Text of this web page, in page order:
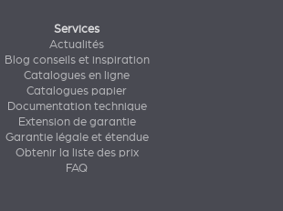
Services
Actualités
Blog conseils et inspiration
Catalogues en ligne
Catalogues papier
Documentation technique
Extension de garantie
Garantie légale et étendue
Obtenir la liste des prix
FAQ